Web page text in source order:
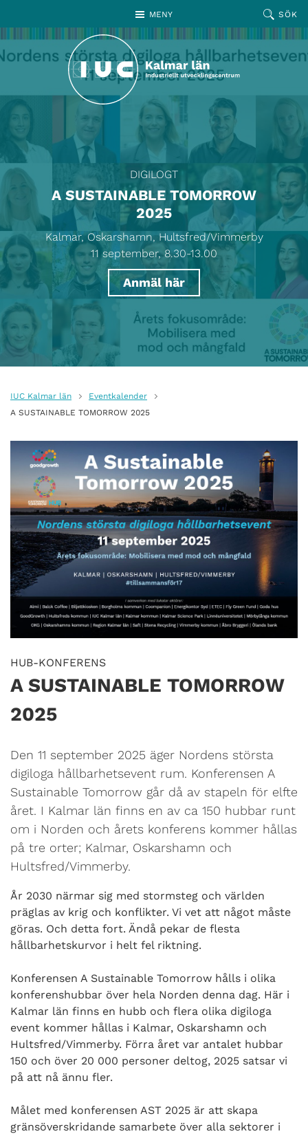
MENY SÖK
DIGILOGT
A SUSTAINABLE TOMORROW
2025
Kalmar, Oskarshamn, Hultsfred/Vimmerby
11 september, 8.30-13.00
Anmäl här
IUC Kalmar län
Eventkalender
A SUSTAINABLE TOMORROW 2025
HUB-KONFERENS
A SUSTAINABLE TOMORROW
2025
Den 11 september 2025 äger Nordens största
digiloga hållbarhetsevent rum. Konferensen A
Sustainable Tomorrow går då av stapeln för elfte
året. I Kalmar län finns en av ca 150 hubbar runt
om i Norden och årets konferens kommer hållas
på tre orter; Kalmar, Oskarshamn och
Hultsfred/Vimmerby.
År 2030 närmar sig med stormsteg och världen
präglas av krig och konflikter. Vi vet att något måste
göras. Och detta fort. Ändå pekar de flesta
hållbarhetskurvor i helt fel riktning.
Konferensen A Sustainable Tomorrow hålls i olika
konferenshubbar över hela Norden denna dag. Här i
Kalmar län finns en hubb och flera olika digiloga
event kommer hållas i Kalmar, Oskarshamn och
Hultsfred/Vimmerby. Förra året var antalet hubbar
150 och över 20 000 personer deltog, 2025 satsar vi
på att nå ännu fler.
Målet med konferensen AST 2025 är att skapa
gränsöverskridande samarbete över alla sektorer i